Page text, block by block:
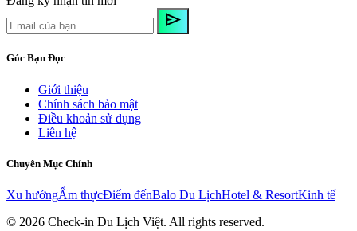
send
Góc Bạn Đọc
Giới thiệu
Chính sách bảo mật
Điều khoản sử dụng
Liên hệ
Chuyên Mục Chính
Xu hướngẨm thựcĐiểm đếnBalo Du LịchHotel & ResortKinh tế
© 2026 Check-in Du Lịch Việt. All rights reserved.